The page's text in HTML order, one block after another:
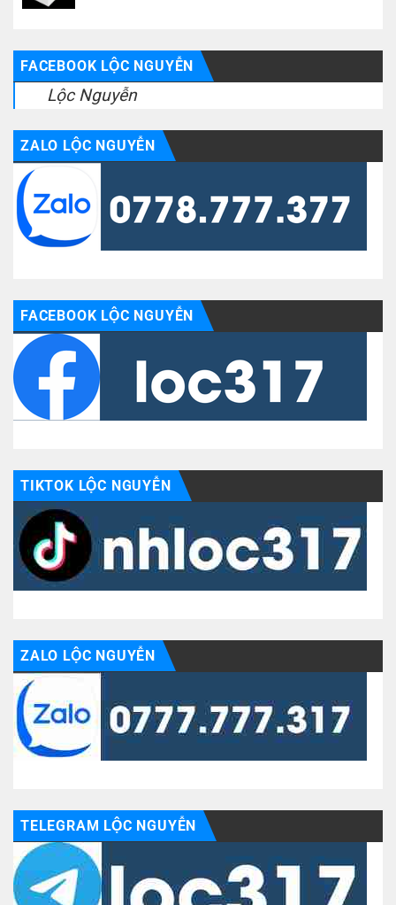
FACEBOOK LỘC NGUYỄN
Lộc Nguyễn
ZALO LỘC NGUYỄN
FACEBOOK LỘC NGUYỄN
TIKTOK LỘC NGUYỄN
ZALO LỘC NGUYỄN
TELEGRAM LỘC NGUYỄN